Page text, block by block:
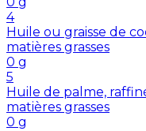
4
Huile ou graisse de
matières grasses
0 g
5
Huile de palme,
matières grasses
0 g